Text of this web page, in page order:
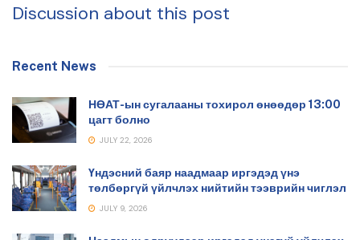
Discussion about this post
Recent News
НӨАТ-ын сугалааны тохирол өнөөдөр 13:00
цагт болно
JULY 22, 2026
Үндэсний баяр наадмаар иргэдэд үнэ
төлбөргүй үйлчлэх нийтийн тээврийн чиглэл
JULY 9, 2026